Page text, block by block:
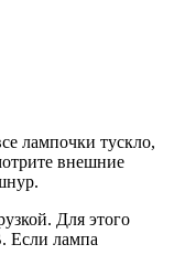
лампочки тускло,
внешние
Для этого
Если лампа